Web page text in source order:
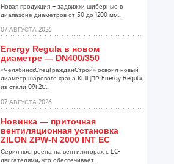
Новая продукция – задвижки шиберные в
диапазоне диаметров от 50 до 1200 мм...
07 АВГУСТА 2026
Energy Regula в новом
диаметре — DN400/350
«ЧелябинскСпецГражданСтрой» освоил новый
диаметр шарового крана КШЦПР Energy Regula
из стали 09Г2С...
07 АВГУСТА 2026
Новинка — приточная
вентиляционная установка
ZILON ZPW-N 2000 INT EC
Серия построена на вентиляторах с EC-
двигателями, что обеспечивает...